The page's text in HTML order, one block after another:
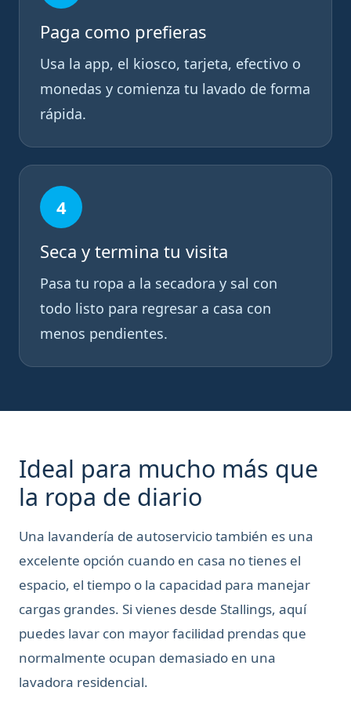
Paga como prefieras
Usa la app, el kiosco, tarjeta, efectivo o
monedas y comienza tu lavado de forma
rápida.
4
Seca y termina tu visita
Pasa tu ropa a la secadora y sal con
todo listo para regresar a casa con
menos pendientes.
Ideal para mucho más que
la ropa de diario
Una lavandería de autoservicio también es una
excelente opción cuando en casa no tienes el
espacio, el tiempo o la capacidad para manejar
cargas grandes. Si vienes desde Stallings, aquí
puedes lavar con mayor facilidad prendas que
normalmente ocupan demasiado en una
lavadora residencial.